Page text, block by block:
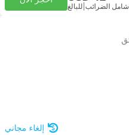
شامل الضرائب للبالغ
إلغاء مجاني